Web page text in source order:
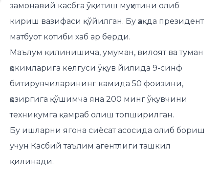
замонавий касбга ўқитиш муҳитини олиб
кириш вазифаси қўйилган. Бу ҳақда президент
матбуот котиби хаб ар берди.
Маълум қилинишича, умуман, вилоят ва туман
ҳокимларига келгуси ўқув йилида 9-синф
битирувчиларининг камида 50 фоизини,
ҳозиргига қўшимча яна 200 минг ўқувчини
техникумга қамраб олиш топширилган.
Бу ишларни ягона сиёсат асосида олиб бориш
учун Касбий таълим агентлиги ташкил
қилинади.